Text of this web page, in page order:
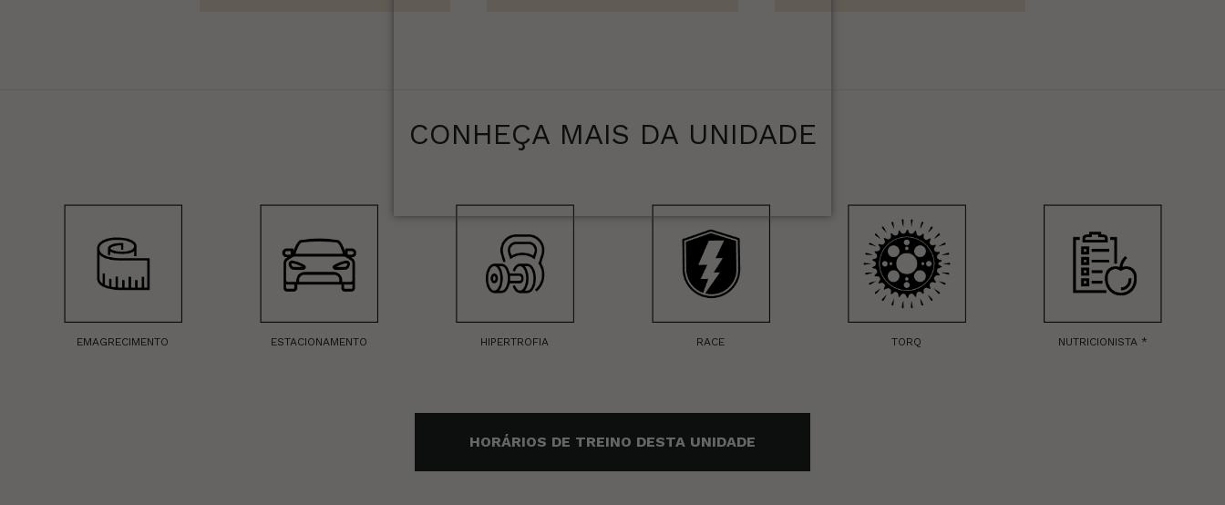
CONHEÇA MAIS DA UNIDADE
EMAGRECIMENTO ESTACIONAMENTO HIPERTROFIA RACE TORQ NUTRICIONISTA *
HORÁRIOS DE TREINO DESTA UNIDADE